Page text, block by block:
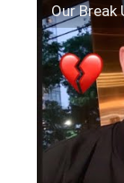
Our Break